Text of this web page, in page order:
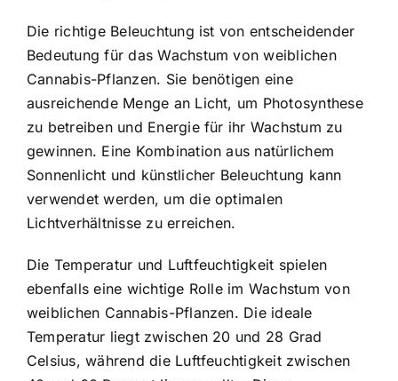
Die richtige Beleuchtung ist von entscheidender
Bedeutung für das Wachstum von weiblichen
Cannabis-Pflanzen. Sie benötigen eine
ausreichende Menge an Licht, um Photosynthese
zu betreiben und Energie für ihr Wachstum zu
gewinnen. Eine Kombination aus natürlichem
Sonnenlicht und künstlicher Beleuchtung kann
verwendet werden, um die optimalen
Lichtverhältnisse zu erreichen.
Die Temperatur und Luftfeuchtigkeit spielen
ebenfalls eine wichtige Rolle im Wachstum von
weiblichen Cannabis-Pflanzen. Die ideale
Temperatur liegt zwischen 20 und 28 Grad
Celsius, während die Luftfeuchtigkeit zwischen